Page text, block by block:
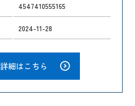
4547410555165
2024-11-28
詳細はこちら